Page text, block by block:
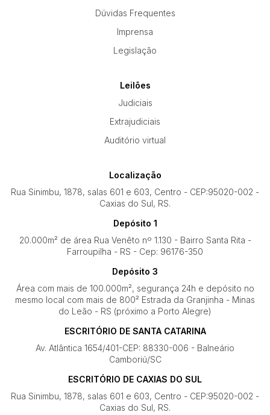
Dúvidas Frequentes
Imprensa
Legislação
Leilões
Judiciais
Extrajudiciais
Auditório virtual
Localização
Rua Sinimbu, 1878, salas 601 e 603, Centro - CEP:95020-002 -
Caxias do Sul, RS.
Depósito 1
20.000m² de área Rua Venêto nº 1.130 - Bairro Santa Rita -
Farroupilha - RS - Cep: 96176-350
Depósito 3
Área com mais de 100.000m², segurança 24h e depósito no
mesmo local com mais de 800² Estrada da Granjinha - Minas
do Leão - RS (próximo a Porto Alegre)
ESCRITÓRIO DE SANTA CATARINA
Av. Atlântica 1654/401-CEP: 88330-006 - Balneário
Camboriú/SC
ESCRITÓRIO DE CAXIAS DO SUL
Rua Sinimbu, 1878, salas 601 e 603, Centro - CEP:95020-002 -
Caxias do Sul, RS.